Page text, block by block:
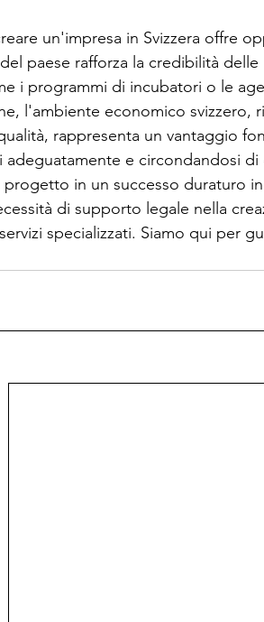
un'impresa in Svizzera offre
paese rafforza la credibilità
i programmi di incubatori o le
l'ambiente economico svizzero,
rappresenta un vantaggio
e circondandosi
in un successo duraturo
di supporto legale nella
specializzati. Siamo qui per